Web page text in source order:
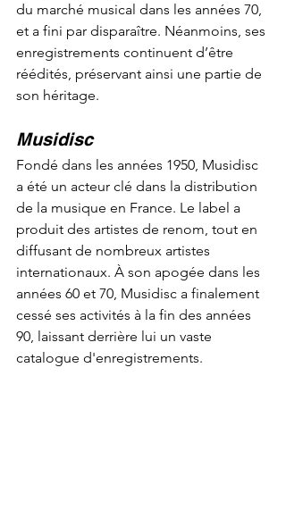
du marché musical dans les années 70,
et a fini par disparaître. Néanmoins, ses
enregistrements continuent d’être
réédités, préservant ainsi une partie de
son héritage.
Musidisc
Fondé dans les années 1950, Musidisc
a été un acteur clé dans la distribution
de la musique en France. Le label a
produit des artistes de renom, tout en
diffusant de nombreux artistes
internationaux. À son apogée dans les
années 60 et 70, Musidisc a finalement
cessé ses activités à la fin des années
90, laissant derrière lui un vaste
catalogue d'enregistrements.